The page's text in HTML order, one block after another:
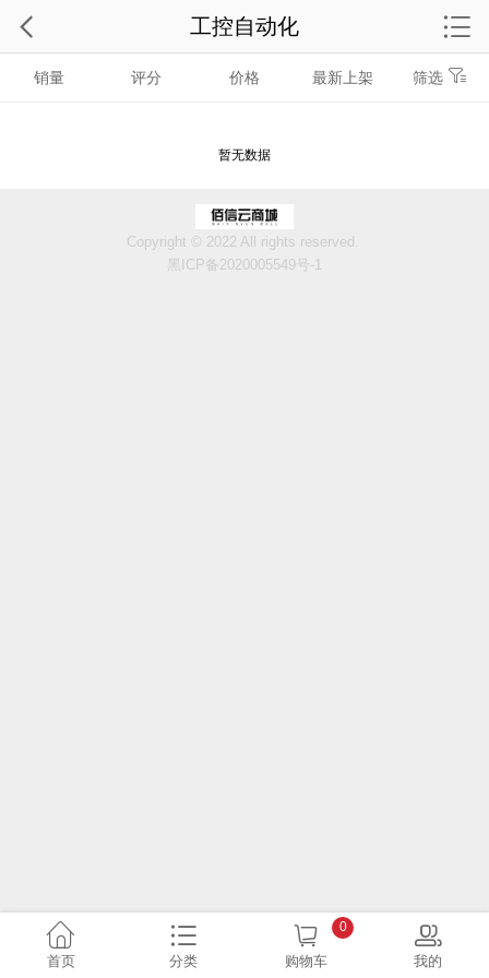
销量 评分 价格 最新上架 筛选
暂无数据
工控自动化
Copyright © 2022 All rights reserved.
黑ICP备2020005549号-1
首页 分类 购物车
0
我的